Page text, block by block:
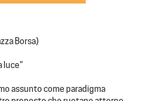
Borsa)
luce”
assunto come paradigma